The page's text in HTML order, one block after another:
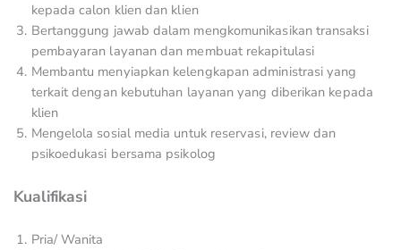
kepada calon klien dan klien
Bertanggung jawab dalam mengkomunikasikan transaksi
pembayaran layanan dan membuat rekapitulasi
Membantu menyiapkan kelengkapan administrasi yang
terkait dengan kebutuhan layanan yang diberikan kepada
klien
Mengelola sosial media untuk reservasi, review dan
psikoedukasi bersama psikolog
Kualifikasi
Pria/ Wanita